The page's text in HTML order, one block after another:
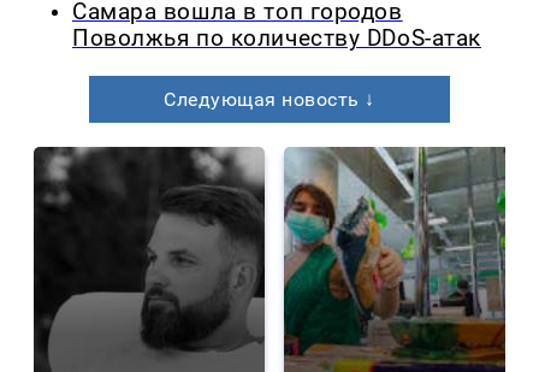
Самара вошла в топ городов
Поволжья по количеству DDoS-атак
Следующая новость ↓